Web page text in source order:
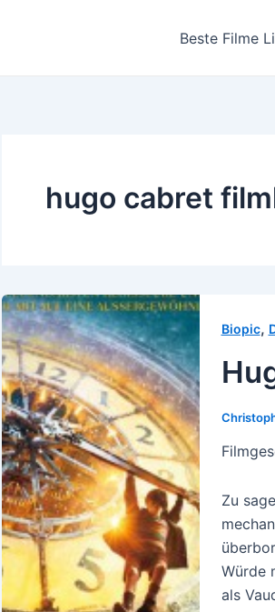
Beste Filme
hugo cabret
Biopic,
Zu
Würde
als